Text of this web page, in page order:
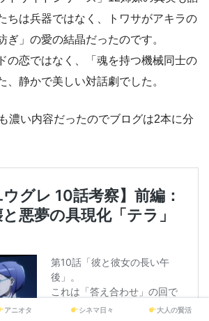
ちは兵器ではなく、トワサがアキラの
ぎ」の愛の結晶だったのです。
の恋ではなく、「魂を持つ機械同士の
、静かで美しい対話劇でした。
濃い内容だったのでブログは2本に分
アニオタ シネマ日々 大人の賢活